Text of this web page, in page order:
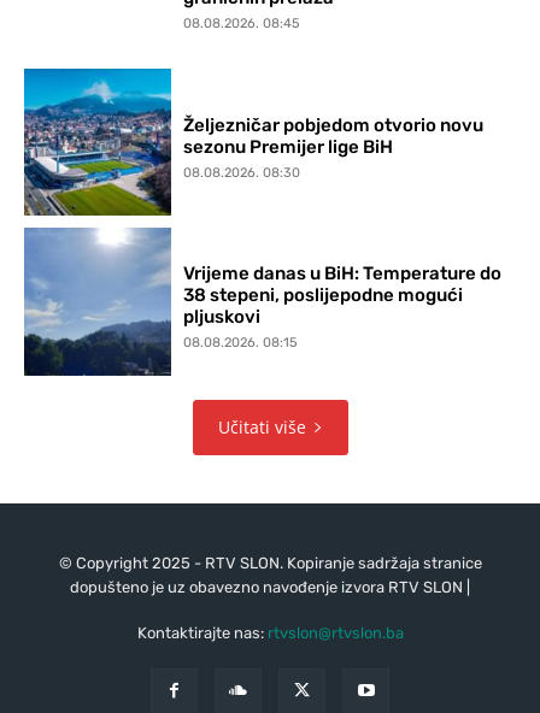
08.08.2026. 08:45
Željezničar pobjedom otvorio novu
sezonu Premijer lige BiH
08.08.2026. 08:30
Vrijeme danas u BiH: Temperature do
38 stepeni, poslijepodne mogući
pljuskovi
08.08.2026. 08:15
Učitati više
© Copyright 2025 - RTV SLON. Kopiranje sadržaja stranice
dopušteno je uz obavezno navođenje izvora RTV SLON |
Kontaktirajte nas: rtvslon@rtvslon.ba